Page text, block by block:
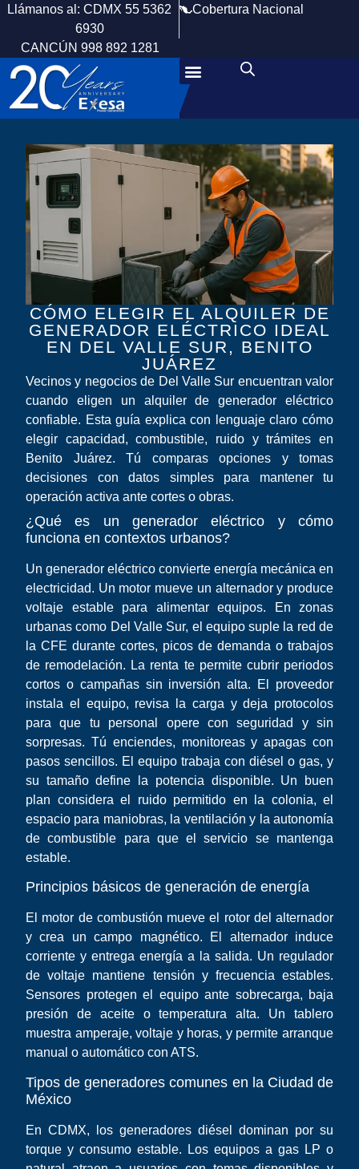
Llámanos al: CDMX 55 5362
6930
CANCÚN 998 892 1281
Cobertura Nacional
CÓMO ELEGIR EL ALQUILER DE
GENERADOR ELÉCTRICO IDEAL
EN DEL VALLE SUR, BENITO
JUÁREZ
Vecinos y negocios de Del Valle Sur encuentran valor
cuando eligen un alquiler de generador eléctrico
confiable. Esta guía explica con lenguaje claro cómo
elegir capacidad, combustible, ruido y trámites en
Benito Juárez. Tú comparas opciones y tomas
decisiones con datos simples para mantener tu
operación activa ante cortes o obras.
¿Qué es un generador eléctrico y cómo
funciona en contextos urbanos?
Un generador eléctrico convierte energía mecánica en
electricidad. Un motor mueve un alternador y produce
voltaje estable para alimentar equipos. En zonas
urbanas como Del Valle Sur, el equipo suple la red de
la CFE durante cortes, picos de demanda o trabajos
de remodelación. La renta te permite cubrir periodos
cortos o campañas sin inversión alta. El proveedor
instala el equipo, revisa la carga y deja protocolos
para que tu personal opere con seguridad y sin
sorpresas. Tú enciendes, monitoreas y apagas con
pasos sencillos. El equipo trabaja con diésel o gas, y
su tamaño define la potencia disponible. Un buen
plan considera el ruido permitido en la colonia, el
espacio para maniobras, la ventilación y la autonomía
de combustible para que el servicio se mantenga
estable.
Principios básicos de generación de energía
El motor de combustión mueve el rotor del alternador
y crea un campo magnético. El alternador induce
corriente y entrega energía a la salida. Un regulador
de voltaje mantiene tensión y frecuencia estables.
Sensores protegen el equipo ante sobrecarga, baja
presión de aceite o temperatura alta. Un tablero
muestra amperaje, voltaje y horas, y permite arranque
manual o automático con ATS.
Tipos de generadores comunes en la Ciudad de
México
En CDMX, los generadores diésel dominan por su
torque y consumo estable. Los equipos a gas LP o